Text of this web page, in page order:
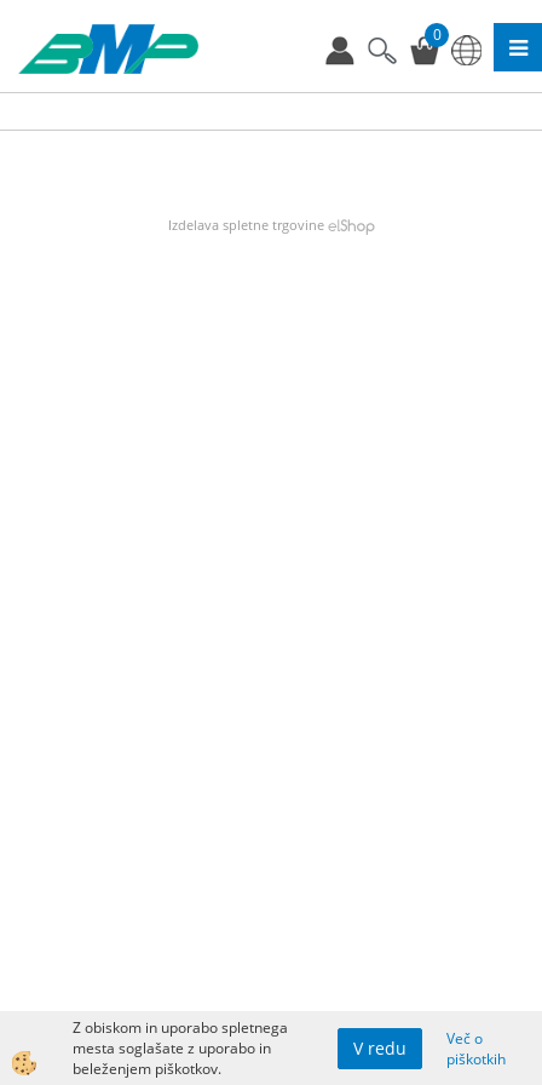
0
Izdelava spletne trgovine
Z obiskom in uporabo spletnega
mesta soglašate z uporabo in
beleženjem piškotkov.
V redu
Več o
piškotkih